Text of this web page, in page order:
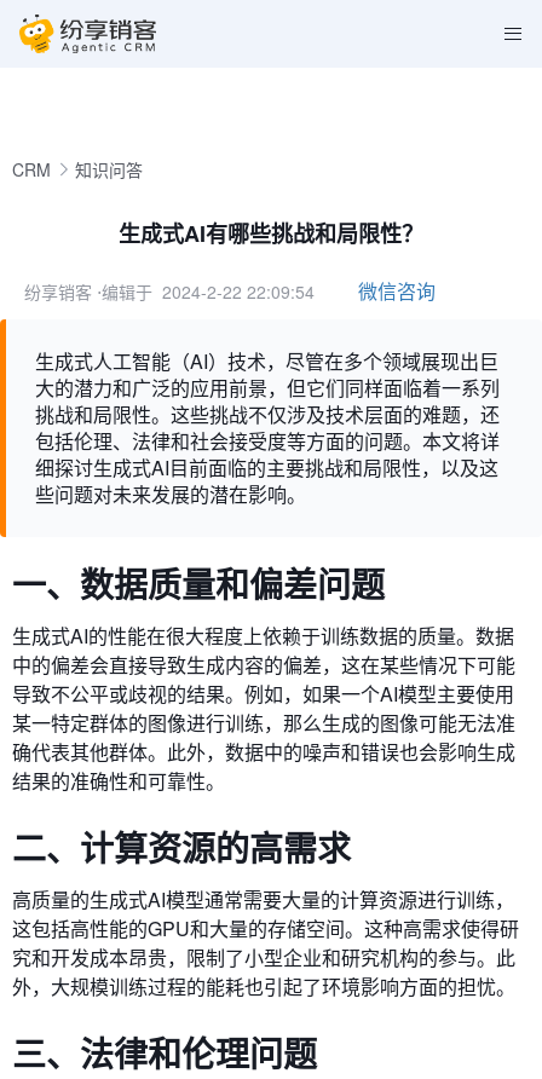
CRM 知识问答
生成式AI有哪些挑战和局限性？
纷享销客 ⋅编辑于 2024-2-22 22:09:54 微信咨询
生成式人工智能（AI）技术，尽管在多个领域展现出巨
大的潜力和广泛的应用前景，但它们同样面临着一系列
挑战和局限性。这些挑战不仅涉及技术层面的难题，还
包括伦理、法律和社会接受度等方面的问题。本文将详
细探讨生成式AI目前面临的主要挑战和局限性，以及这
些问题对未来发展的潜在影响。
一、数据质量和偏差问题
生成式AI的性能在很大程度上依赖于训练数据的质量。数据
中的偏差会直接导致生成内容的偏差，这在某些情况下可能
导致不公平或歧视的结果。例如，如果一个AI模型主要使用
某一特定群体的图像进行训练，那么生成的图像可能无法准
确代表其他群体。此外，数据中的噪声和错误也会影响生成
结果的准确性和可靠性。
二、计算资源的高需求
高质量的生成式AI模型通常需要大量的计算资源进行训练，
这包括高性能的GPU和大量的存储空间。这种高需求使得研
究和开发成本昂贵，限制了小型企业和研究机构的参与。此
外，大规模训练过程的能耗也引起了环境影响方面的担忧。
三、法律和伦理问题